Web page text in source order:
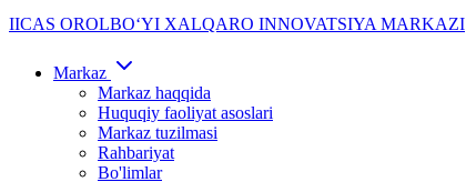
IICAS OROLBOʻYI XALQARO INNOVATSIYA MARKAZI
Markaz
Markaz haqqida
Huquqiy faoliyat asoslari
Markaz tuzilmasi
Rahbariyat
Bo'limlar